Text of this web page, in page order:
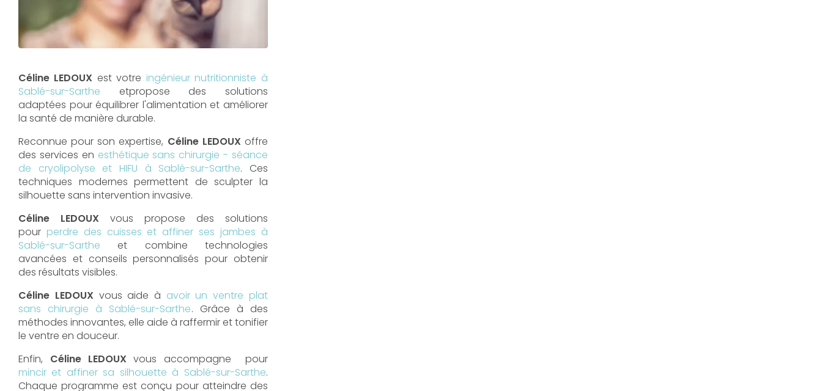
Céline LEDOUX est votre ingénieur nutritionniste à
Sablé-sur-Sarthe etpropose des solutions
adaptées pour équilibrer l'alimentation et améliorer
la santé de manière durable.
Reconnue pour son expertise, Céline LEDOUX offre
des services en esthétique sans chirurgie - séance
de cryolipolyse et HIFU à Sablé-sur-Sarthe. Ces
techniques modernes permettent de sculpter la
silhouette sans intervention invasive.
Céline LEDOUX vous propose des solutions
pour perdre des cuisses et affiner ses jambes à
Sablé-sur-Sarthe et combine technologies
avancées et conseils personnalisés pour obtenir
des résultats visibles.
Céline LEDOUX vous aide à avoir un ventre plat
sans chirurgie à Sablé-sur-Sarthe. Grâce à des
méthodes innovantes, elle aide à raffermir et tonifier
le ventre en douceur.
Enfin, Céline LEDOUX vous accompagne pour
mincir et affiner sa silhouette à Sablé-sur-Sarthe.
Chaque programme est conçu pour atteindre des